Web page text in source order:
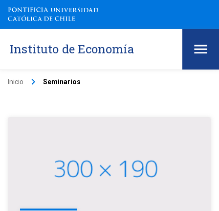
Instituto de Economía
Inicio keyboard_arrow_right Seminarios